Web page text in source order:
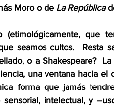
Moro o de La República
que
seamos cultos.  Resta
o a Shakespeare?
una ventana hacia el
forma que jamás
intelectual, y